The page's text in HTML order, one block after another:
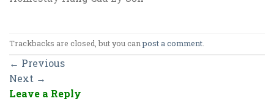
Trackbacks are closed, but you canpost a comment
← Previous
Next →
Leave a Reply